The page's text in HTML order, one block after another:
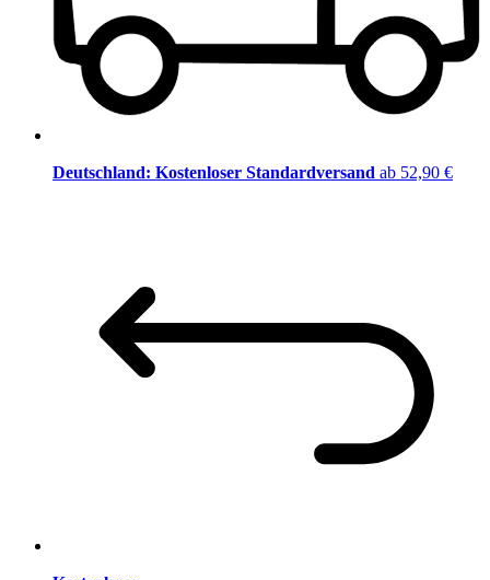
Deutschland: Kostenloser Standardversand ab 52,90 €